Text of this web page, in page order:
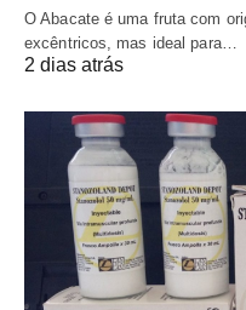
O Abacate é uma fruta com
excêntricos, mas ideal para…
2 dias atrás